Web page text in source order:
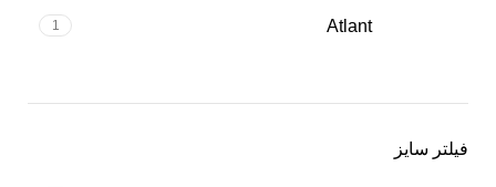
Atlant
1
فیلتر سایز